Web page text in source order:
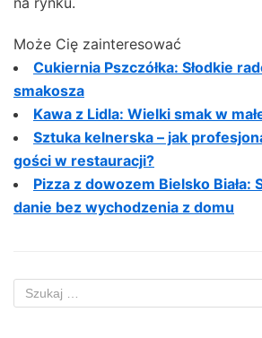
Może Cię zainteresować
Cukiernia Pszczółka: Słodkie
smakosza
Kawa z Lidla: Wielki smak w
Sztuka kelnerska – jak
gości w restauracji?
Pizza z dowozem Bielsko Biała:
danie bez wychodzenia z domu